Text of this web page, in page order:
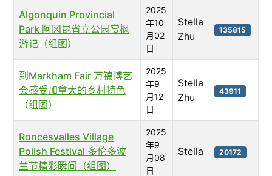
Algonquin Provincial
Park 阿冈昆省立公园赏枫
游记（组图）
2025
年10
月02
日
Stella
Zhu
135815
到Markham Fair 万锦博艺
会感受加拿大的乡村特色
（组图）
2025
年9
月12
日
Stella
Zhu
43911
Roncesvalles Village
Polish Festival 多伦多波
兰节精彩瞬间（组图）
2025
年9
月08
日
Stella 20172